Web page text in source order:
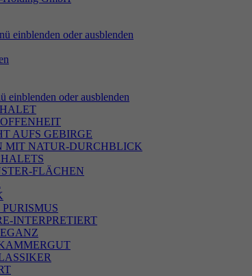
einblenden oder ausblenden
einblenden oder ausblenden
AUFS GEBIRGE
MIT NATUR-DURCHBLICK
FLÄCHEN
INTERPRETIERT